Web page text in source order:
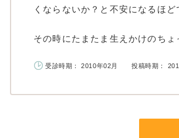
くならないか？と不安になるほど
その時にたまたま生えかけのちょ
受診時期： 2010年02月 投稿時期：